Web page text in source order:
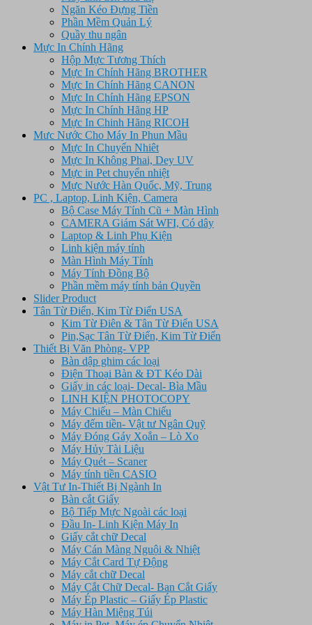
Ngăn Kéo Đựng Tiền
Phần Mềm Quản Lý
Quầy thu ngân
Mực In Chính Hãng
Hộp Mực Tương Thích
Mực In Chính Hãng BROTHER
Mực In Chính Hãng CANON
Mực In Chính Hãng EPSON
Mực In Chính Hãng HP
Mực In Chinh Hãng RICOH
Mưc Nước Cho Máy In Phun Mầu
Mực In Chuyển Nhiêt
Mực In Không Phai, Dey UV
Mực in Pet chuyển nhiệt
Mực Nước Hàn Quốc, Mỹ, Trung
PC , Laptop, Linh Kiện, Camera
Bộ Case Máy Tính Cũ + Màn Hình
CAMERA Giám Sát WFI, Có dây
Laptop & Linh Phụ Kiện
Linh kiện máy tính
Màn Hình Máy Tính
Máy Tính Đồng Bộ
Phần mềm máy tính bản Quyền
Slider Product
Tân Từ Điển, Kim Từ Điển USA
Kim Từ Điên & Tân Từ Điển USA
Pin,Sạc Tân Từ Điển, Kim Từ Điển
Thiết Bị Văn Phòng- VPP
Bàn dập ghim các loại
Điện Thoại Bàn & ĐT Kéo Dài
Giấy in các loại- Decal- Bìa Mầu
LINH KIỆN PHOTOCOPY
Máy Chiếu – Màn Chiếu
Máy đếm tiền- Vật tư Ngân Quỹ
Máy Đóng Gáy Xoắn – Lò Xo
Máy Hủy Tài Liệu
Máy Quét – Scaner
Máy tính tiền CASIO
Vật Tư In-Thiết Bị Ngành In
Bàn cắt Giấy
Bộ Tiếp Mực Ngoài các loại
Đầu In- Linh Kiện Máy In
Giấy cắt chữ Decal
Máy Cán Màng Nguội & Nhiệt
Máy Cắt Card Tự Động
Máy cắt chữ Decal
Máy Cắt Chữ Decal- Ban Cắt Giấy
Máy Ép Plastic – Giấy Ép Plastic
Máy Hàn Miệng Túi